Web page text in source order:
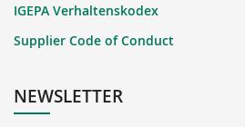
IGEPA Verhaltenskodex
Supplier Code of Conduct
NEWSLETTER